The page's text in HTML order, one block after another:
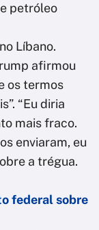
petróleo
Líbano.
afirmou
os termos
“Eu diria
mais fraco.
enviaram, eu
a trégua.
federal sobre